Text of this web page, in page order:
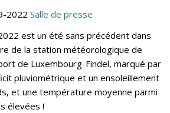
2022 Salle de presse
est un été sans précédent dans
de la station météorologique de
de Luxembourg-Findel, marqué par
pluviométrique et un ensoleillement
et une température moyenne parmi
élevées !